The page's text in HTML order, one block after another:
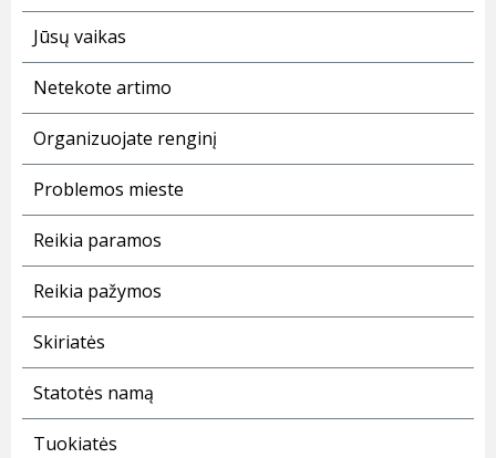
Jūsų vaikas
Netekote artimo
Organizuojate renginį
Problemos mieste
Reikia paramos
Reikia pažymos
Skiriatės
Statotės namą
Tuokiatės